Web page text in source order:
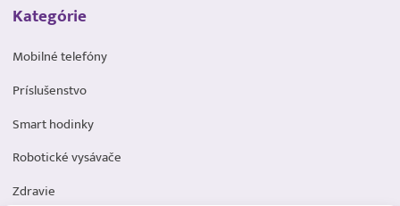
Kategórie
Mobilné telefóny
Príslušenstvo
Smart hodinky
Robotické vysávače
Zdravie